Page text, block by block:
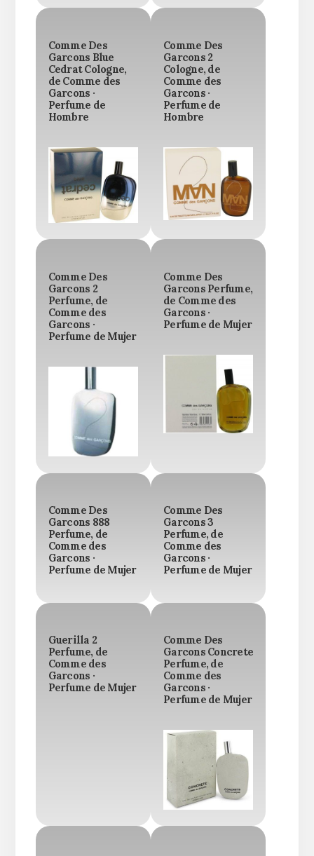
Comme Des
Garcons Blue
Cedrat Cologne,
de Comme des
Garcons ·
Perfume de
Hombre
Comme Des
Garcons 2
Cologne, de
Comme des
Garcons ·
Perfume de
Hombre
Comme Des
Garcons 2
Perfume, de
Comme des
Garcons ·
Perfume de Mujer
Comme Des
Garcons Perfume,
de Comme des
Garcons ·
Perfume de Mujer
Comme Des
Garcons 888
Perfume, de
Comme des
Garcons ·
Perfume de Mujer
Comme Des
Garcons 3
Perfume, de
Comme des
Garcons ·
Perfume de Mujer
Guerilla 2
Perfume, de
Comme des
Garcons ·
Perfume de Mujer
Comme Des
Garcons Concrete
Perfume, de
Comme des
Garcons ·
Perfume de Mujer